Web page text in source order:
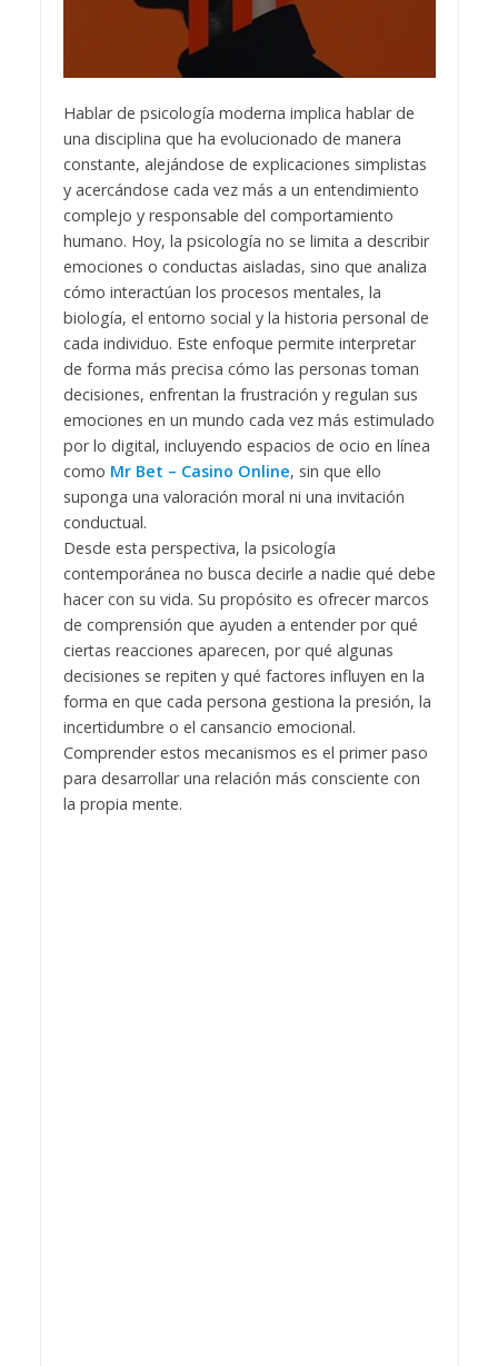
Hablar de psicología moderna implica hablar de
una disciplina que ha evolucionado de manera
constante, alejándose de explicaciones simplistas
y acercándose cada vez más a un entendimiento
complejo y responsable del comportamiento
humano. Hoy, la psicología no se limita a describir
emociones o conductas aisladas, sino que analiza
cómo interactúan los procesos mentales, la
biología, el entorno social y la historia personal de
cada individuo. Este enfoque permite interpretar
de forma más precisa cómo las personas toman
decisiones, enfrentan la frustración y regulan sus
emociones en un mundo cada vez más estimulado
por lo digital, incluyendo espacios de ocio en línea
como Mr Bet – Casino Online, sin que ello
suponga una valoración moral ni una invitación
conductual.
Desde esta perspectiva, la psicología
contemporánea no busca decirle a nadie qué debe
hacer con su vida. Su propósito es ofrecer marcos
de comprensión que ayuden a entender por qué
ciertas reacciones aparecen, por qué algunas
decisiones se repiten y qué factores influyen en la
forma en que cada persona gestiona la presión, la
incertidumbre o el cansancio emocional.
Comprender estos mecanismos es el primer paso
para desarrollar una relación más consciente con
la propia mente.